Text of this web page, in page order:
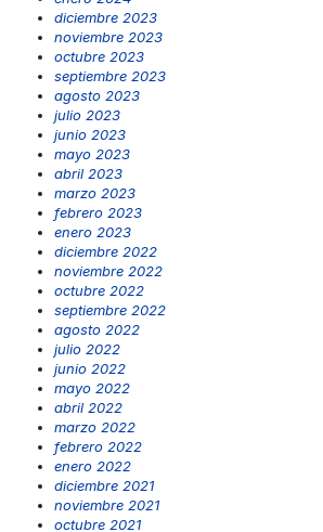
diciembre 2023
noviembre 2023
octubre 2023
septiembre 2023
agosto 2023
julio 2023
junio 2023
mayo 2023
abril 2023
marzo 2023
febrero 2023
enero 2023
diciembre 2022
noviembre 2022
octubre 2022
septiembre 2022
agosto 2022
julio 2022
junio 2022
mayo 2022
abril 2022
marzo 2022
febrero 2022
enero 2022
diciembre 2021
noviembre 2021
octubre 2021